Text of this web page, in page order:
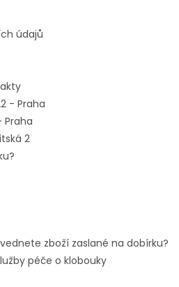
údajů
- Praha
Praha
2
zboží zaslané na dobírku?
péče o klobouky